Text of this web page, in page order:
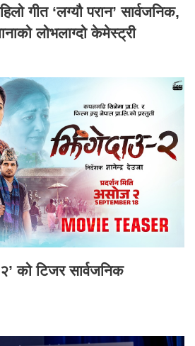
गीत ‘लग्यौ परान’ सार्वजनिक,
लोभलाग्दो केमेस्ट्री
को टिजर सार्वजनिक